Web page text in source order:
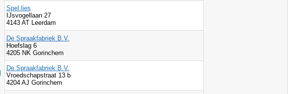
Spel.lies
IJsvogellaan 27
4143 AT Leerdam
De Spraakfabriek B.V.
Hoefslag 6
4205 NK Gorinchem
De Spraakfabriek B.V.
Vroedschapstraat 13 b
4204 AJ Gorinchem